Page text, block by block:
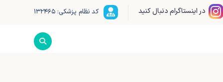
کد نظام پزشکی: ۱۳۲۴۶۵ در اینستاگرام دنبال کنید